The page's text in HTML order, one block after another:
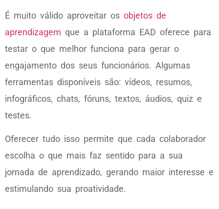
É muito válido aproveitar os objetos de
aprendizagem que a plataforma EAD oferece para
testar o que melhor funciona para gerar o
engajamento dos seus funcionários. Algumas
ferramentas disponíveis são: vídeos, resumos,
infográficos, chats, fóruns, textos, áudios, quiz e
testes.
Oferecer tudo isso permite que cada colaborador
escolha o que mais faz sentido para a sua
jornada de aprendizado, gerando maior interesse e
estimulando sua proatividade.